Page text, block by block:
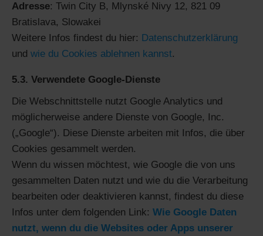
Adresse: Twin City B, Mlynské Nivy 12, 821 09
Bratislava, Slowakei
Weitere Infos findest du hier: Datenschutzerklärung
und wie du Cookies ablehnen kannst.
5.3. Verwendete Google-Dienste
Die Webschnittstelle nutzt Google Analytics und
möglicherweise andere Dienste von Google, Inc.
(„Google“). Diese Dienste arbeiten mit Infos, die über
Cookies gesammelt werden.
Wenn du wissen möchtest, wie Google die von uns
gesammelten Daten nutzt und wie du die Verarbeitung
bearbeiten oder deaktivieren kannst, findest du diese
Infos unter dem folgenden Link: Wie Google Daten
nutzt, wenn du die Websites oder Apps unserer